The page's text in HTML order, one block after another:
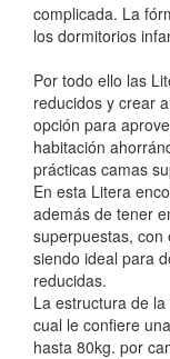
complicada. La
los dormitorios
Por todo ello las
reducidos y crear
opción para
habitación
prácticas camas
En esta Litera
además de tener
superpuestas, con
siendo ideal para
reducidas.
La estructura de
cual le confiere
hasta 80kg. por